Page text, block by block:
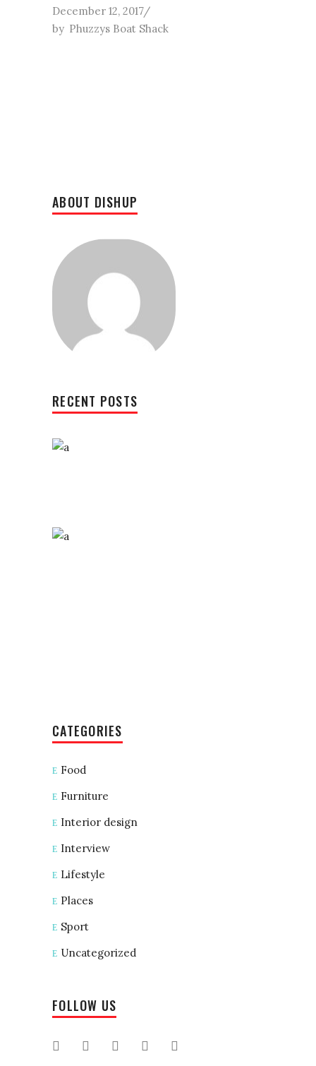
December 12, 2017
by Phuzzys Boat Shack
ABOUT DISHUP
RECENT POSTS
CATEGORIES
Food
Furniture
Interior design
Interview
Lifestyle
Places
Sport
Uncategorized
FOLLOW US